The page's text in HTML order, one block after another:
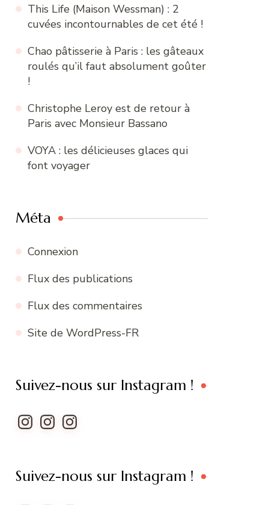
This Life (Maison Wessman) : 2
cuvées incontournables de cet été !
Chao pâtisserie à Paris : les gâteaux
roulés qu’il faut absolument goûter
!
Christophe Leroy est de retour à
Paris avec Monsieur Bassano
VOYA : les délicieuses glaces qui
font voyager
Méta
Connexion
Flux des publications
Flux des commentaires
Site de WordPress-FR
Suivez-nous sur Instagram !
Instagram
InstagramInstagram
Suivez-nous sur Instagram !